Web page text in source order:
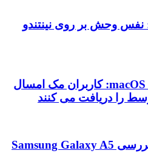
نفس وحش بر روی نینتندو
نقد و بررسی macOS Sierra: کاربران مک امسال
را دریافت می کنند
تجربه عملی : نقد و بررسی Samsung Galaxy A5